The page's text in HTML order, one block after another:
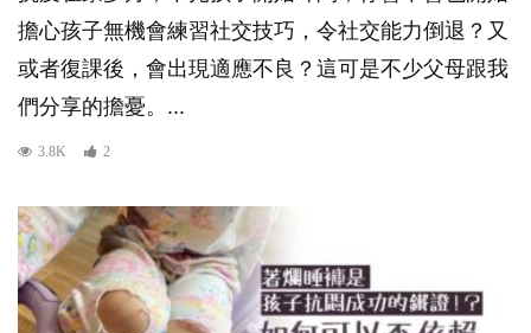
擔心孩子無機會練習社交技巧，令社交能力倒退？又
或者復課後，會出現適應不良？這可是不少父母跟我
們分享的擔憂。...
3.8K 2